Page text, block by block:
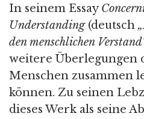
In seinem Essay
Understanding(deutsch
den menschlichen
weitere Überlegungen
Menschen zusammen
können. Zu seinen
dieses Werk als seine